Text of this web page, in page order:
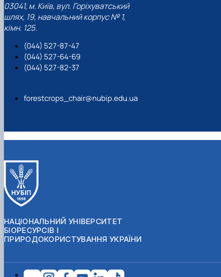
03041, м. Київ, вул. Горіхуватський
шлях, 19, навчальний корпус № 1,
кімн. 125.
(044) 527-87-47
(044) 527-64-69
(044) 527-82-37
forestcrops_chair@nubip.edu.ua
НАЦІОНАЛЬНИЙ УНІВЕРСИТЕТ
БІОРЕСУРСІВ І
ПРИРОДОКОРИСТУВАННЯ УКРАЇНИ